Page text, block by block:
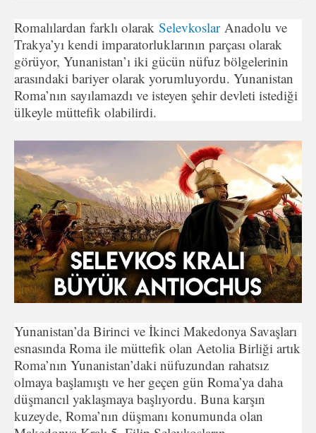
Romalılardan farklı olarak SelevkoslarAnadolu ve
Trakya’yı kendi imparatorluklarının parçası olarak
görüyor, Yunanistan’ı iki gücün nüfuz bölgelerinin
arasındaki bariyer olarak yorumluyordu. Yunanistan
Roma’nın sayılamazdı ve isteyen şehir devleti istediği
ülkeyle müttefik olabilirdi.
Yunanistan’da Birinci ve İkinci Makedonya Savaşları
esnasında Roma ile müttefik olan Aetolia Birliği artık
Roma’nın Yunanistan’daki nüfuzundan rahatsız
olmaya başlamıştı ve her geçen gün Roma’ya daha
düşmancıl yaklaşmaya başlıyordu. Buna karşın
kuzeyde, Roma’nın düşmanı konumunda olan